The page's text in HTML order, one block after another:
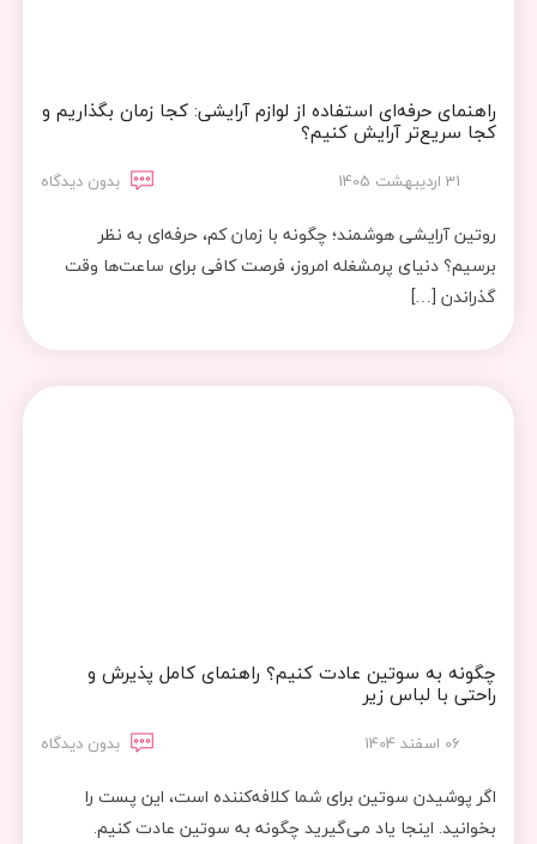
راهنمای حرفه‌ای استفاده از لوازم آرایشی: کجا زمان بگذاریم و
کجا سریع‌تر آرایش کنیم؟
31 اردیبهشت 1405 بدون دیدگاه
روتین آرایشی هوشمند؛ چگونه با زمان کم، حرفه‌ای به نظر
برسیم؟ دنیای پرمشغله امروز، فرصت کافی برای ساعت‌ها وقت
گذراندن […]
چگونه به سوتین عادت کنیم؟ راهنمای کامل پذیرش و
راحتی با لباس زیر
06 اسفند 1404 بدون دیدگاه
اگر پوشیدن سوتین برای شما کلافه‌کننده است، این پست را
بخوانید. اینجا یاد می‌گیرید چگونه به سوتین عادت کنیم.